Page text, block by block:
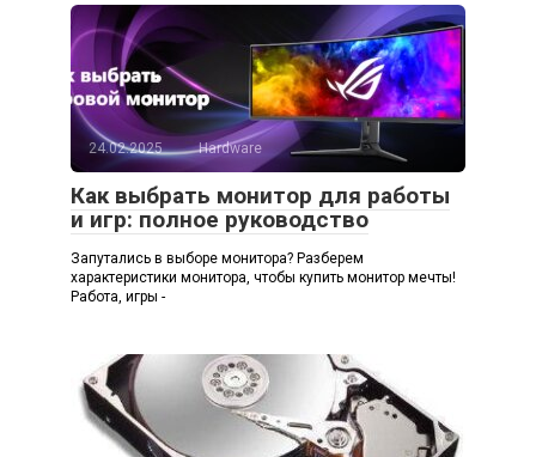
24.02.2025 Hardware
Как выбрать монитор для работы
и игр: полное руководство
Запутались в выборе монитора? Разберем
характеристики монитора, чтобы купить монитор мечты!
Работа, игры -